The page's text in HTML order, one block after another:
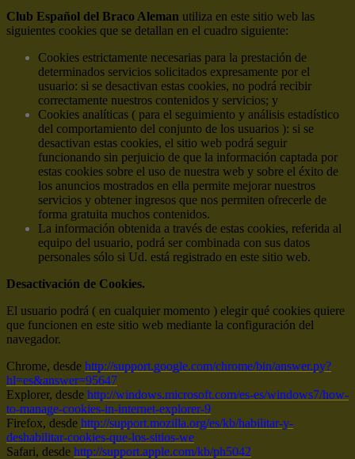
Club Español del Braco Aleman utiliza en este sitio web las
siguientes cookies que se detallan en el cuadro siguiente:
Cookies estrictamente necesarias para la prestación de
determinados servicios solicitados expresamente por el
usuario: si se desactivan estas cookies, no podrá recibir
correctamente nuestros contenidos y servicios; y
Cookies analíticas ( para el seguimiento y análisis estadístico
del comportamiento del conjunto de los usuarios ): si se
desactivan estas cookies, el sitio web podrá seguir
funcionando sin perjuicio de que la información captada por
estas cookies sobre el uso de nuestra web y sobre el éxito de
los anuncios mostrados en ella permite mejorar nuestros
servicios y obtener ingresos que nos permiten ofrecerle de
forma gratuita muchos contenidos.
La información obtenida a través de estas cookies, referida al
equipo del usuario, podrá ser combinada con sus datos
personales sólo si Ud. está registrado en este sitio web.
Desactivación de Cookies.
El usuario podrá ( en cualquier momento ) elegir qué cookies quiere
que funcionen en este sitio web mediante la configuración del
navegador.
Chrome, desde http://support.google.com/chrome/bin/answer.py?
hl=es&answer=95647
Explorer, desde http://windows.microsoft.com/es-es/windows7/how-
to-manage-cookies-in-internet-explorer-9
Firefox, desde http://support.mozilla.org/es/kb/habilitar-y-
deshabilitar-cookies-que-los-sitios-we
Safari, desde http://support.apple.com/kb/ph5042